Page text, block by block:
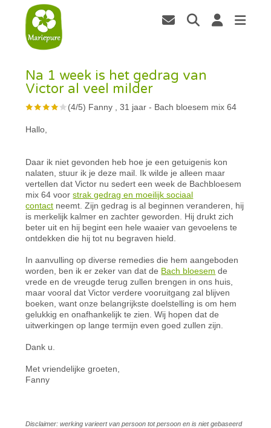
Na 1 week is het gedrag van
Victor al veel milder
(4/5) Fanny , 31 jaar - Bach bloesem mix 64
Hallo,
Daar ik niet gevonden heb hoe je een getuigenis kon
nalaten, stuur ik je deze mail. Ik wilde je alleen maar
vertellen dat Victor nu sedert een week de Bachbloesem
mix 64 voorstrak gedrag en moeilijk sociaal
contact neemt. Zijn gedrag is al beginnen veranderen, hij
is merkelijk kalmer en zachter geworden. Hij drukt zich
beter uit en hij begint een hele waaier van gevoelens te
ontdekken die hij tot nu begraven hield.
In aanvulling op diverse remedies die hem aangeboden
worden, ben ik er zeker van dat de Bach bloesem de
vrede en de vreugde terug zullen brengen in ons huis,
maar vooral dat Victor verdere vooruitgang zal blijven
boeken, want onze belangrijkste doelstelling is om hem
gelukkig en onafhankelijk te zien. Wij hopen dat de
uitwerkingen op lange termijn even goed zullen zijn.
Dank u.
Met vriendelijke groeten,
Fanny
Disclaimer: werking varieert van persoon tot persoon en is niet gebaseerd